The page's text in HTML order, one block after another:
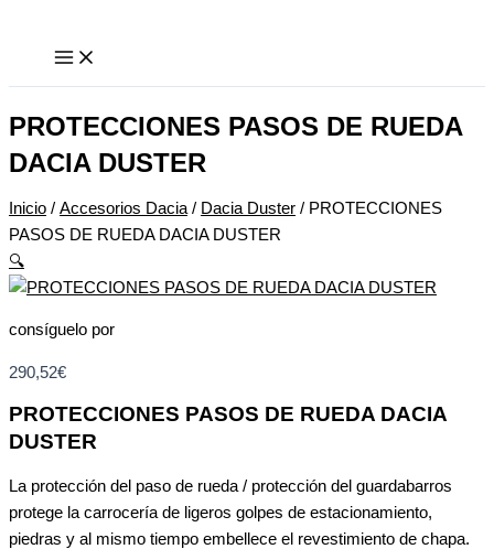
contenido
PROTECCIONES PASOS DE RUEDA
DACIA DUSTER
Inicio / Accesorios Dacia / Dacia Duster / PROTECCIONES
PASOS DE RUEDA DACIA DUSTER
🔍
consíguelo por
290,52€
PROTECCIONES PASOS DE RUEDA DACIA
DUSTER
La protección del paso de rueda / protección del guardabarros
protege la carrocería de ligeros golpes de estacionamiento,
piedras y al mismo tiempo embellece el revestimiento de chapa.
RUEDA
DACIA
cantidad